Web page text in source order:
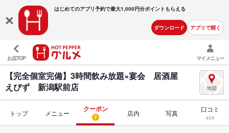
はじめてのアプリ予約で最大1,000円分ポイントもらえる
ダウンロード アプリで開く
お店TOP マイメニュー
【完全個室完備】3時間飲み放題×宴会 居酒屋
えびず 新潟駅前店
トップ メニュー クーポン
7 店内 写真 口コミ
404